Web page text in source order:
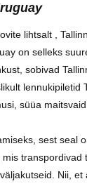
lihtsalt ,
on selleks
sobivad
süüa
sest seal
Nii,